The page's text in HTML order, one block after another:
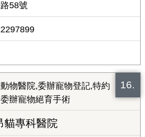
58號
16.
物醫院,委辦寵物登記,特約
辦寵物絕育手術
貓專科醫院